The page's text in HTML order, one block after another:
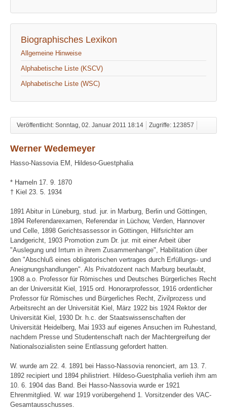
Biographisches Lexikon
Allgemeine Hinweise
Alphabetische Liste (KSCV)
Alphabetische Liste (WSC)
Veröffentlicht: Sonntag, 02. Januar 2011 18:14 Zugriffe: 123857
Werner Wedemeyer
Hasso-Nassovia EM, Hildeso-Guestphalia
* Hameln 17. 9. 1870
† Kiel 23. 5. 1934
1891 Abitur in Lüneburg, stud. jur. in Marburg, Berlin und Göttingen,
1894 Referendarexamen, Referendar in Lüchow, Verden, Hannover
und Celle, 1898 Gerichtsassessor in Göttingen, Hilfsrichter am
Landgericht, 1903 Promotion zum Dr. jur. mit einer Arbeit über
"Auslegung und Irrtum in ihrem Zusammenhange", Habilitation über
den "Abschluß eines obligatorischen vertrages durch Erfüllungs- und
Aneignungshandlungen". Als Privatdozent nach Marburg beurlaubt,
1908 a.o. Professor für Römisches und Deutsches Bürgerliches Recht
an der Universität Kiel, 1915 ord. Honorarprofessor, 1916 ordentlicher
Professor für Römisches und Bürgerliches Recht, Zivilprozess und
Arbeitsrecht an der Universität Kiel, März 1922 bis 1924 Rektor der
Universität Kiel, 1930 Dr. h.c. der Staatswissenschaften der
Universität Heidelberg, Mai 1933 auf eigenes Ansuchen im Ruhestand,
nachdem Presse und Studentenschaft nach der Machtergreifung der
Nationalsozialisten seine Entlassung gefordert hatten.
W. wurde am 22. 4. 1891 bei Hasso-Nassovia renonciert, am 13. 7.
1892 recipiert und 1894 philistriert. Hildeso-Guestphalia verlieh ihm am
10. 6. 1904 das Band. Bei Hasso-Nassovia wurde er 1921
Ehrenmitglied. W. war 1919 vorübergehend 1. Vorsitzender des VAC-
Gesamtausschusses.